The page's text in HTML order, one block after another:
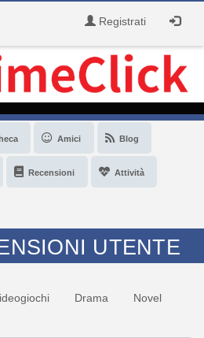
Registrati
Amici Blog
Recensioni Attività
UTENTE
Drama Novel